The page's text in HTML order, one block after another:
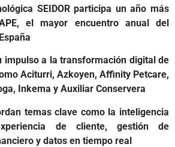
SEIDOR participa un año más
el mayor encuentro anual del
impulso a la transformación digital de
Aciturri, Azkoyen, Affinity Petcare,
Inkema y Auxiliar Conservera
temas clave como la inteligencia
de cliente, gestión de
y datos en tiempo real